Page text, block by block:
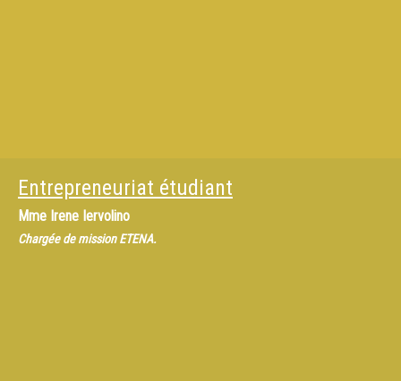
Entrepreneuriat étudiant
Mme Irene Iervolino
Chargée de mission ETENA.